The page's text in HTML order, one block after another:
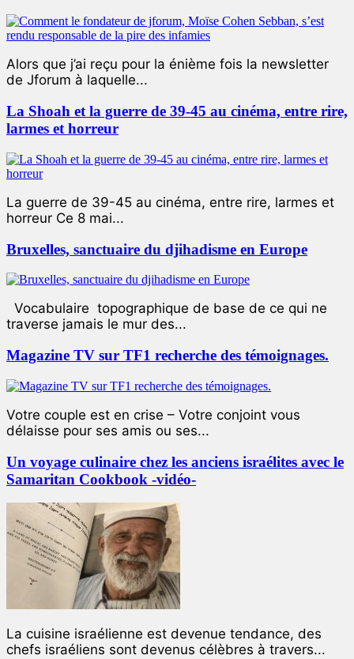
Alors que j’ai reçu pour la énième fois la newsletter
de Jforum à laquelle...
La Shoah et la guerre de 39-45 au cinéma, entre rire,
larmes et horreur
La guerre de 39-45 au cinéma, entre rire, larmes et
horreur Ce 8 mai...
Bruxelles, sanctuaire du djihadisme en Europe
Vocabulaire topographique de base de ce qui ne
traverse jamais le mur des...
Magazine TV sur TF1 recherche des témoignages.
Votre couple est en crise – Votre conjoint vous
délaisse pour ses amis ou ses...
Un voyage culinaire chez les anciens israélites avec le
Samaritan Cookbook -vidéo-
La cuisine israélienne est devenue tendance, des
chefs israéliens sont devenus célèbres à travers...